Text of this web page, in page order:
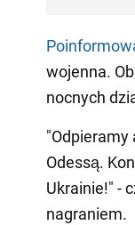
wojenna.
nocnych
"Odpieramy
Odessą.
Ukrainie!" -
nagraniem.